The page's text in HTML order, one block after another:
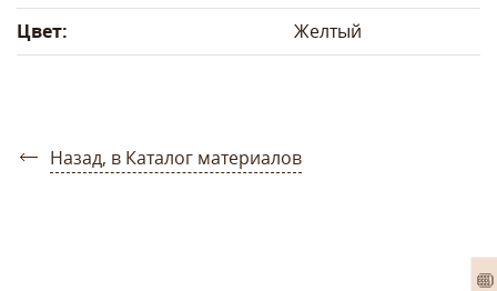
Цвет:
Желтый
Назад, в Каталог материалов